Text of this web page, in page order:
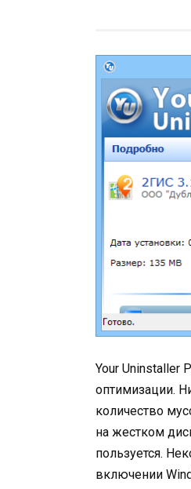
Your Uninstaller
оптимизации.
количество
на жестком
пользуется.
включении